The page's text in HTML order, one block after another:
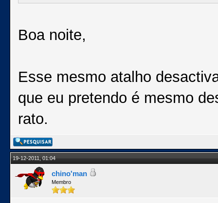
Boa noite,
Esse mesmo atalho
que eu pretendo é mesmo
rato.
19-12-2011, 01:04
chino'man
Membro